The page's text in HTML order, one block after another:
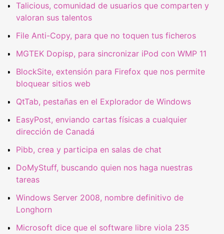
Talicious, comunidad de usuarios que comparten y
valoran sus talentos
File Anti-Copy, para que no toquen tus ficheros
MGTEK Dopisp, para sincronizar iPod con WMP 11
BlockSite, extensión para Firefox que nos permite
bloquear sitios web
QtTab, pestañas en el Explorador de Windows
EasyPost, enviando cartas físicas a cualquier
dirección de Canadá
Pibb, crea y participa en salas de chat
DoMyStuff, buscando quien nos haga nuestras
tareas
Windows Server 2008, nombre definitivo de
Longhorn
Microsoft dice que el software libre viola 235